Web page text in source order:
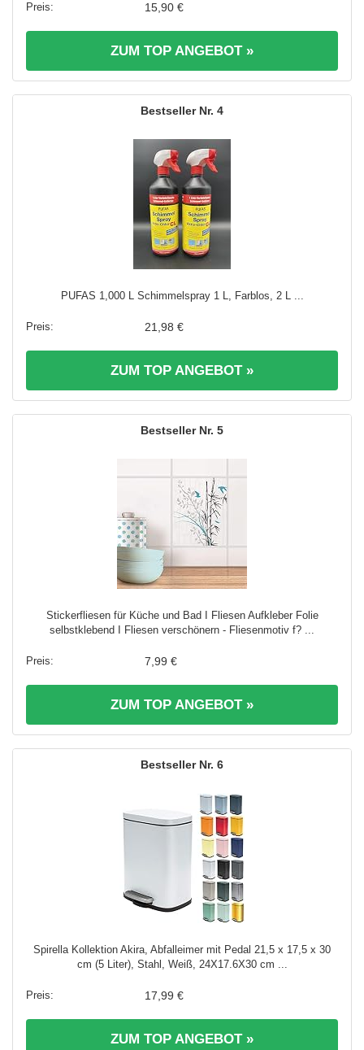
15,90 €
ZUM TOP ANGEBOT »
4
PUFAS 1,000 L Schimmelspray 1 L, Farblos, 2 L ...
21,98 €
ZUM TOP ANGEBOT »
5
Stickerfliesen für Küche und Bad I Fliesen Aufkleber Folie
selbstklebend I Fliesen verschönern - Fliesenmotiv f? ...
7,99 €
ZUM TOP ANGEBOT »
6
Spirella Kollektion Akira, Abfalleimer mit Pedal 21,5 x 17,5 x 30
cm (5 Liter), Stahl, Weiß, 24X17.6X30 cm ...
17,99 €
ZUM TOP ANGEBOT »